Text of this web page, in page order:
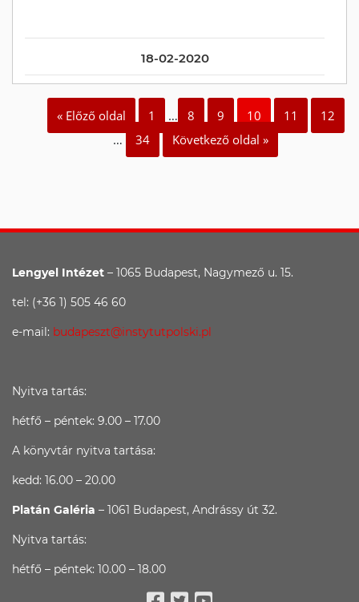
18-02-2020
« Előző oldal 1 … 8 9 10 11
12
…
34 Következő oldal »
Lengyel Intézet – 1065 Budapest, Nagymező u. 15.
tel: (+36 1) 505 46 60
e-mail: budapeszt@instytutpolski.pl
Nyitva tartás:
hétfő – péntek: 9.00 – 17.00
A könyvtár nyitva tartása:
kedd: 16.00 – 20.00
Platán Galéria – 1061 Budapest, Andrássy út 32.
Nyitva tartás:
hétfő – péntek: 10.00 – 18.00